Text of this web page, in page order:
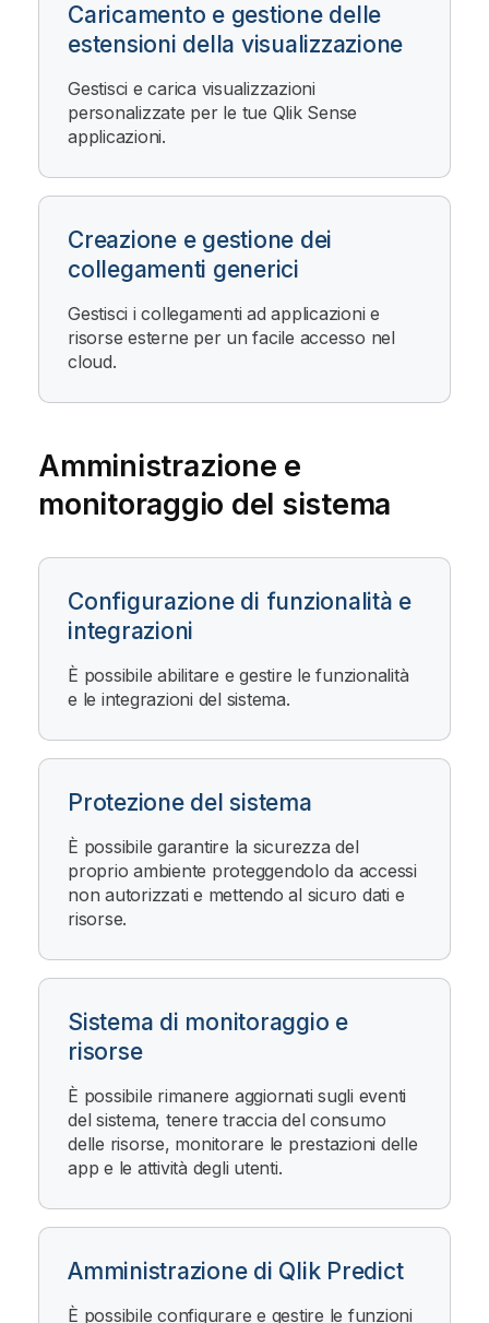
Caricamento e gestione delle
estensioni della visualizzazione
Gestisci e carica visualizzazioni
personalizzate per le tue Qlik Sense
applicazioni.
Creazione e gestione dei
collegamenti generici
Gestisci i collegamenti ad applicazioni e
risorse esterne per un facile accesso nel
cloud.
Amministrazione e
monitoraggio del sistema
Configurazione di funzionalità e
integrazioni
È possibile abilitare e gestire le funzionalità
e le integrazioni del sistema.
Protezione del sistema
È possibile garantire la sicurezza del
proprio ambiente proteggendolo da accessi
non autorizzati e mettendo al sicuro dati e
risorse.
Sistema di monitoraggio e
risorse
È possibile rimanere aggiornati sugli eventi
del sistema, tenere traccia del consumo
delle risorse, monitorare le prestazioni delle
app e le attività degli utenti.
Amministrazione di Qlik Predict
È possibile configurare e gestire le funzioni